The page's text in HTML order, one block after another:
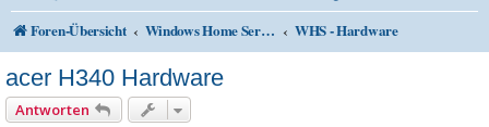
Foren-Übersicht Windows Home Server V1 und 2011 WHS - Hardware
acer H340 Hardware
Antworten